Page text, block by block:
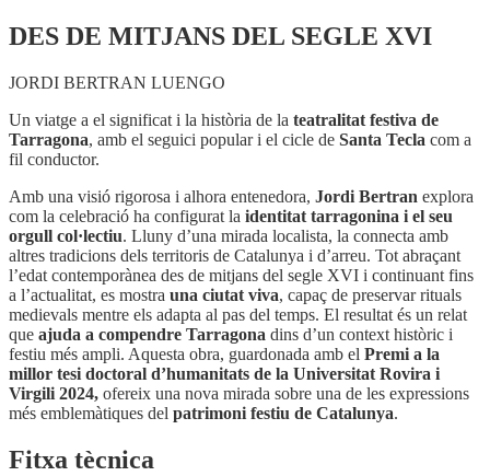
DES DE MITJANS DEL SEGLE XVI
JORDI BERTRAN LUENGO
Un viatge a el significat i la història de la teatralitat festiva de
Tarragona, amb el seguici popular i el cicle de Santa Tecla com a
fil conductor.
Amb una visió rigorosa i alhora entenedora, Jordi Bertran explora
com la celebració ha configurat la identitat tarragonina i el seu
orgull col·lectiu. Lluny d’una mirada localista, la connecta amb
altres tradicions dels territoris de Catalunya i d’arreu. Tot abraçant
l’edat contemporànea des de mitjans del segle XVI i continuant fins
a l’actualitat, es mostra una ciutat viva, capaç de preservar rituals
medievals mentre els adapta al pas del temps. El resultat és un relat
que ajuda a compendre Tarragona dins d’un context històric i
festiu més ampli. Aquesta obra, guardonada amb el Premi a la
millor tesi doctoral d’humanitats de la Universitat Rovira i
Virgili 2024, ofereix una nova mirada sobre una de les expressions
més emblemàtiques del patrimoni festiu de Catalunya.
Fitxa tècnica